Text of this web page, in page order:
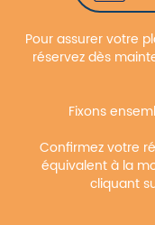
Pour assurer votre
réservez dès
Fixons
Confirmez votre
équivalent à la
cliquant